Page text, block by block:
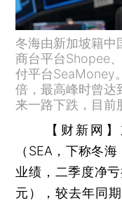
冬海由新加坡籍中
商台平台Shopee
付平台SeaMoney
倍，最高峰时曾达
来一路下跌，目前
【财新网】
（SEA，下称冬
业绩，二季度净
元），较去年同